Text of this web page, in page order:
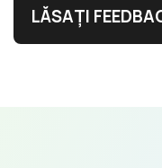
LĂSAȚI